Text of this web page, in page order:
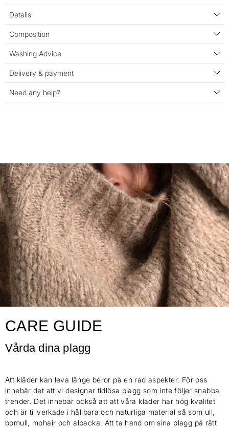
Details
Composition
Washing Advice
Delivery & payment
Need any help?
CARE GUIDE
Vårda dina plagg
Att kläder kan leva länge beror på en rad aspekter. För oss
innebär det att vi designar tidlösa plagg som inte följer snabba
trender. Det innebär också att att våra kläder har hög kvalitet
och är tillverkade i hållbara och naturliga material så som ull,
bomull, mohair och alpacka. Att ta hand om sina plagg på rätt